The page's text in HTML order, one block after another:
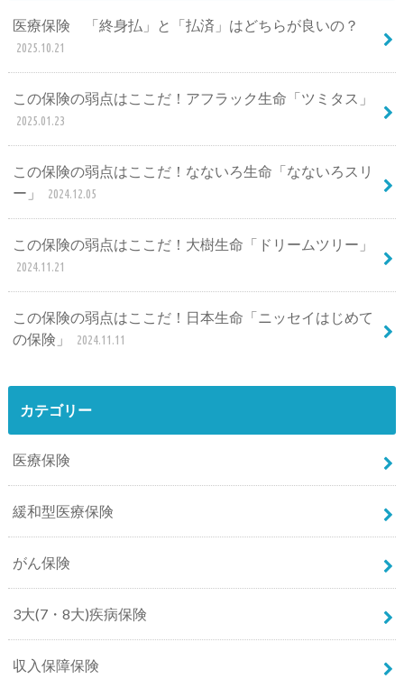
医療保険 「終身払」と「払済」はどちらが良いの？
2025.10.21
この保険の弱点はここだ！アフラック生命「ツミタス」
2025.01.23
この保険の弱点はここだ！なないろ生命「なないろスリ
ー」
2024.12.05
この保険の弱点はここだ！大樹生命「ドリームツリー」
2024.11.21
この保険の弱点はここだ！日本生命「ニッセイはじめて
の保険」
2024.11.11
カテゴリー
医療保険
緩和型医療保険
がん保険
3大(7・8大)疾病保険
収入保障保険